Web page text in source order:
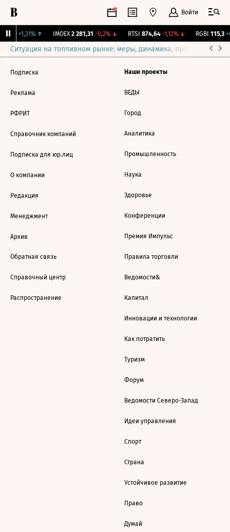
Войти
+1,31%↑ IMOEX 2 281,31 -0,2%↓ RTSI 874,64 -1,12%↓ RGBI 115,3
Ситуация на топливном рынке: меры, динамика, прогнозы
Подписка
Реклама
РФРИТ
Справочник компаний
Подписка для юр.лиц
О компании
Редакция
Менеджмент
Архив
Обратная связь
Справочный центр
Распространение
Наши проекты
ВЕДЫ
Город
Аналитика
Промышленность
Наука
Здоровье
Конференции
Премия Импульс
Правила торговли
Ведомости&
Капитал
Инновации и технологии
Как потратить
Туризм
Форум
Ведомости Северо-Запад
Идеи управления
Спорт
Страна
Устойчивое развитие
Право
Думай